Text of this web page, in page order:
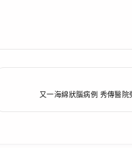
又一海綿狀腦病例 秀傳醫